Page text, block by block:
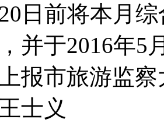
日前将本月
并于2016年5
报市旅游监察
士义